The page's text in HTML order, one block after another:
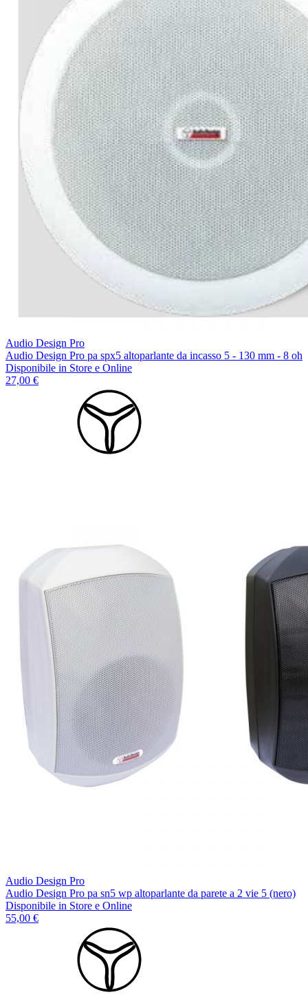
Audio Design Pro
Audio Design Pro pa spx5 altoparlante da incasso 5 - 130 mm - 8 oh
Disponibile in Store e Online
27,00 €
Audio Design Pro
Audio Design Pro pa sn5 wp altoparlante da parete a 2 vie 5 (nero)
Disponibile in Store e Online
55,00 €